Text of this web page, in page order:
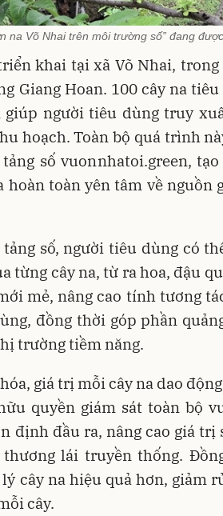
na Võ Nhai trên môi trường số” đang
khai tại xã Võ Nhai, trong
Giang Hoan. 100 cây na
giúp người tiêu dùng truy
hoạch. Toàn bộ quá trình
số vuonnhatoi.green,
hoàn toàn yên tâm về nguồn
tảng số, người tiêu dùng có
từng cây na, từ ra hoa, đậu
mẻ, nâng cao tính tương
đồng thời góp phần
trường tiềm năng.
giá trị mỗi cây na dao
quyền giám sát toàn bộ
định đầu ra, nâng cao giá trị
lái truyền thống.
cây na hiệu quả hơn, giảm
cây.